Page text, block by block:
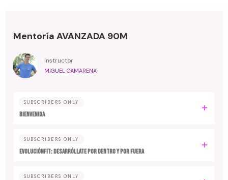
Mentoría AVANZADA 90M
Instructor
MIGUEL CAMARENA
SUBSCRIBERS ONLY
BIENVENIDA
SUBSCRIBERS ONLY
EvoluciónFit: desarróllate por dentro y por fuera
SUBSCRIBERS ONLY